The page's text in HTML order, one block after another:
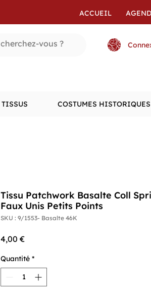
ACCUEIL
TISSUS COSTUMES HISTORIQUES
Tissu Patchwork Basalte Coll
Faux Unis Petits Points
SKU : 9/1553- Basalte 46K
4,00 €Prix
Quantité *